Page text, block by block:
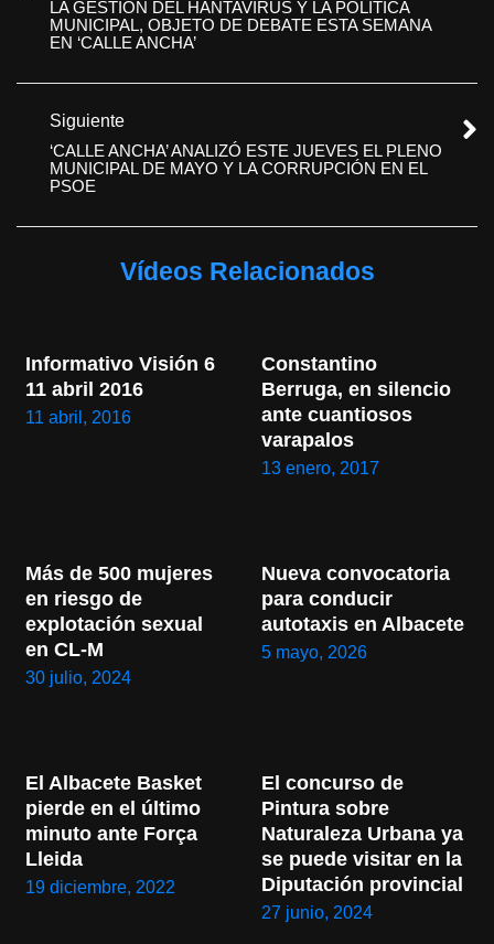
LA GESTIÓN DEL HANTAVIRUS Y LA POLÍTICA
MUNICIPAL, OBJETO DE DEBATE ESTA SEMANA
EN ‘CALLE ANCHA’
Siguiente
‘CALLE ANCHA’ ANALIZÓ ESTE JUEVES EL PLENO
MUNICIPAL DE MAYO Y LA CORRUPCIÓN EN EL
PSOE
Vídeos Relacionados
Informativo Visión 6
11 abril 2016
11 abril, 2016
Constantino
Berruga, en silencio
ante cuantiosos
varapalos
13 enero, 2017
Más de 500 mujeres
en riesgo de
explotación sexual
en CL-M
30 julio, 2024
Nueva convocatoria
para conducir
autotaxis en Albacete
5 mayo, 2026
El Albacete Basket
pierde en el último
minuto ante Força
Lleida
19 diciembre, 2022
El concurso de
Pintura sobre
Naturaleza Urbana ya
se puede visitar en la
Diputación provincial
27 junio, 2024